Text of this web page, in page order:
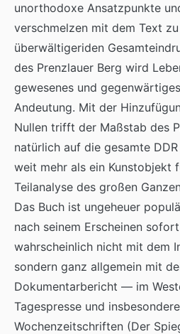
unorthodoxe Ansatzpunkte
verschmelzen mit dem Text
überwältigeriden
des Prenzlauer Berg wird
gewesenes und
Andeutung. Mit der
Nullen trifft der Maßstab des
natürlich auf die gesamte
weit mehr als ein Kunstobjekt
Teilanalyse des großen
Das Buch ist ungeheuer
nach seinem Erscheinen
wahrscheinlich nicht mit dem
sondern ganz allgemein mit
Dokumentarbericht — im
Tagespresse und
Wochenzeitschriften (Der